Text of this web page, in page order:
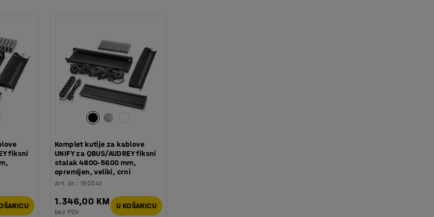
više prostora za spremanje. Sve za
fiksni
Komplet kutije za kablove
UNIFY za QBUS/AUDREY fiksni
stalak 4800-5600 mm,
opremljen, veliki, crni
Art. br.:150341
1.346,00 KM
bez PDV
U KOŠARICU